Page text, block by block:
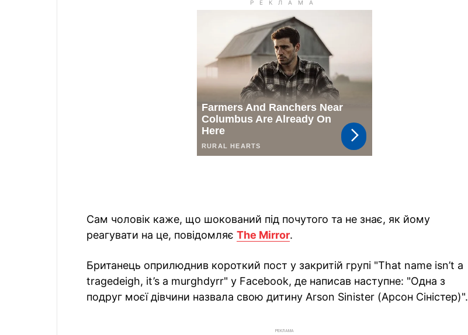
Сам чоловік каже, що шокований під почутого та не знає, як йому
реагувати на це, повідомляє The Mirror.
Британець оприлюднив короткий пост у закритій групі "That name isn’t a
tragedeigh, it’s a murghdyrr" у Facebook, де написав наступне: "Одна з
подруг моєї дівчини назвала свою дитину Arson Sinister (Арсон Сіністер)".
РЕКЛАМА